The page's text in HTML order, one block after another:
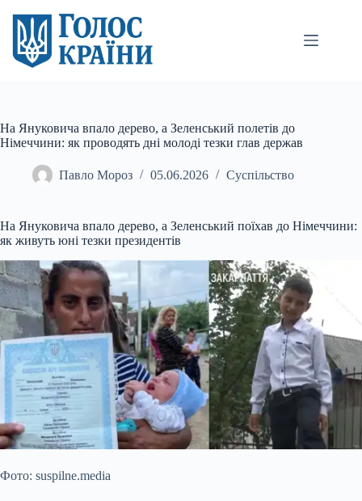
вмісту
На Януковича впало дерево, а Зеленський полетів до
Німеччини: як проводять дні молоді тезки глав держав
Павло Мороз 05.06.2026 Суспільство
На Януковича впало дерево, а Зеленський поїхав до Німеччини:
як живуть юні тезки президентів
Фото: suspilne.media